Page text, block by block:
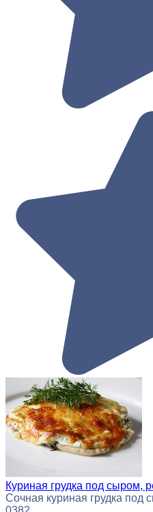
Куриная грудка под сыром,
Сочная куриная грудка под